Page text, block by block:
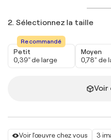
Voir l'œuvre chez vous
3
2. Sélectionnez la taille
Recommandé
Petit
0,39" de large
Moyen
0,78" de
Voir